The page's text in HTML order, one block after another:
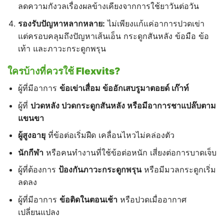
ลดความกังวลเรื่องผลข้างเคียงจากการใช้ยาวันต่อวัน
รองรับปัญหาหลากหลาย: ไม่เพียงแก้แค่อาการปวดเข่า
แต่ครอบคลุมถึงปัญหาเส้นเอ็น กระดูกสันหลัง ข้อมือ ข้อ
เท้า และภาวะกระดูกพรุน
ใครบ้างที่ควรใช้ Flexvits?
ผู้ที่มีอาการ ข้อเข่าเสื่อม ข้ออักเสบรูมาตอยด์ เก๊าท์
ผู้ที่ ปวดหลัง ปวดกระดูกสันหลัง หรือมีอาการชาแปล๊บตาม
แขนขา
ผู้สูงอายุที่ข้อต่อเริ่มฝืด เคลื่อนไหวไม่คล่องตัว
นักกีฬาหรือคนทำงานที่ใช้ข้อต่อหนัก เสี่ยงต่อการบาดเจ็บ
ผู้ที่ต้องการ ป้องกันภาวะกระดูกพรุนหรือมีมวลกระดูกเริ่ม
ลดลง
ผู้ที่มีอาการ ข้อติดในตอนเช้าหรือปวดเมื่ออากาศ
เปลี่ยนแปลง